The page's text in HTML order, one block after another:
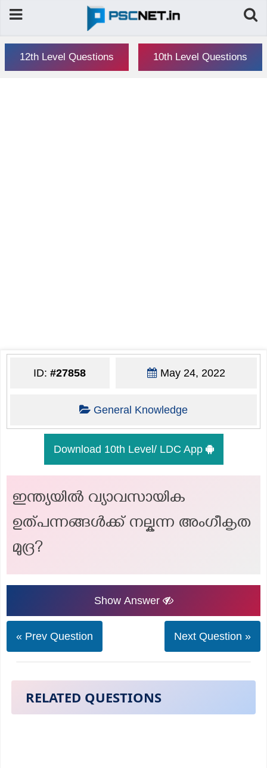
12th Level Questions 10th Level Questions
ID:#27858 May 24, 2022
General Knowledge
Download 10th Level/ LDC App
ഇന്ത്യയിൽ വ്യാവസായിക
ഉത്പന്നങ്ങൾക്ക് നല്കന്ന അംഗീകൃത
മുദ്ര?
Show Answer
« Prev Question Next Question »
RELATED QUESTIONS